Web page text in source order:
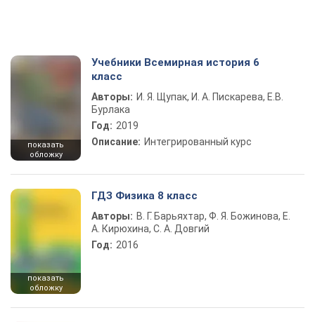
показать
обложку
Учебники Всемирная история 6
класс
Авторы: И. Я. Щупак, И. А. Пискарева, Е.В.
Бурлака
Год: 2019
Описание: Интегрированный курс
показать
обложку
ГДЗ Физика 8 класс
Авторы: В. Г. Барьяхтар, Ф. Я. Божинова, Е.
А. Кирюхина, С. А. Довгий
Год: 2016